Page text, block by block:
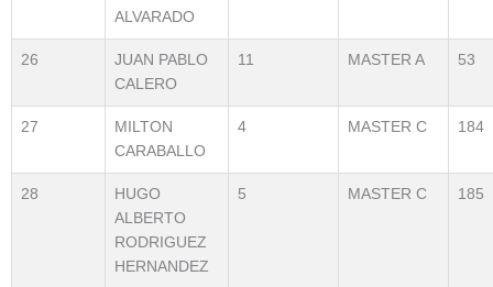
ALVARADO
26
JUAN PABLO
CALERO
11 MASTER A 53
27
MILTON
CARABALLO
4 MASTER C 184
28
HUGO
ALBERTO
RODRIGUEZ
HERNANDEZ
5 MASTER C 185